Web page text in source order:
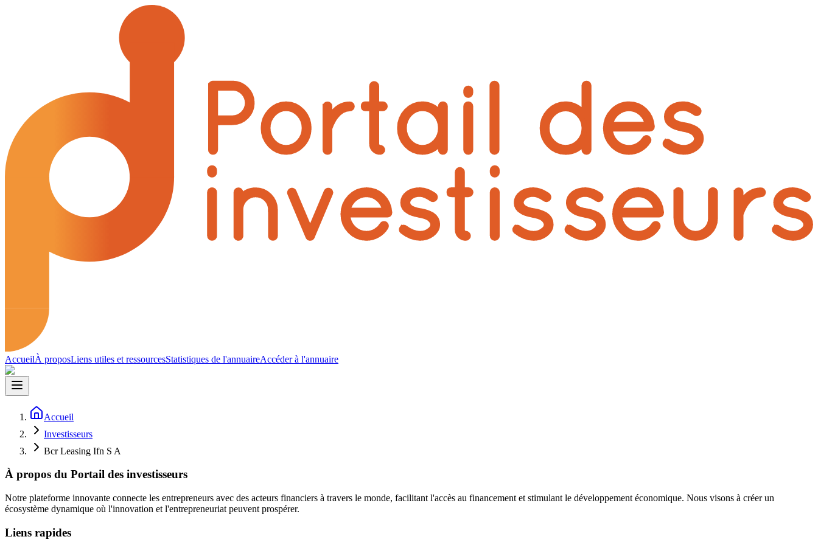
AccueilÀ proposLiens utiles et ressourcesStatistiques de l'annuaireAccéder à l'annuaire
Accueil
Investisseurs
Bcr Leasing Ifn S A
À propos du Portail des investisseurs
Notre plateforme innovante connecte les entrepreneurs avec des acteurs financiers à travers le monde, facilitant l'accès au financement et stimulant le développement économique. Nous visons à créer un
écosystème dynamique où l'innovation et l'entrepreneuriat peuvent prospérer.
Liens rapides